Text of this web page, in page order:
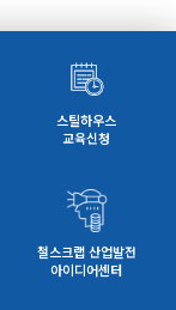
스틸하우스
교육신청
철스크랩 산업발전
아이디어센터